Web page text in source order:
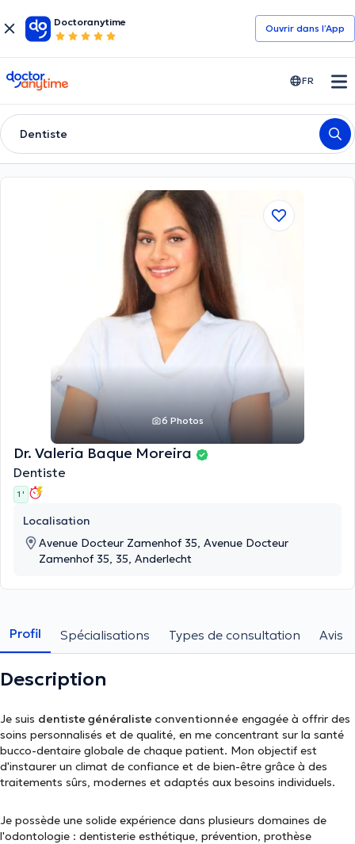
Doctoranytime
Ouvrir dans l’App
doctoranytime FR
Dentiste
6 Photos
Dr. Valeria Baque Moreira
Dentiste
1 '
Localisation
Avenue Docteur Zamenhof 35, Avenue Docteur
Zamenhof 35, 35, Anderlecht
Profil Spécialisations Types de consultation Avis
Description
Je suis dentiste généraliste conventionnée engagée à offrir des
soins personnalisés et de qualité, en me concentrant sur la santé
bucco-dentaire globale de chaque patient. Mon objectif est
d'instaurer un climat de confiance et de bien-être grâce à des
traitements sûrs, modernes et adaptés aux besoins individuels.
Je possède une solide expérience dans plusieurs domaines de
l'odontologie : dentisterie esthétique, prévention, prothèse